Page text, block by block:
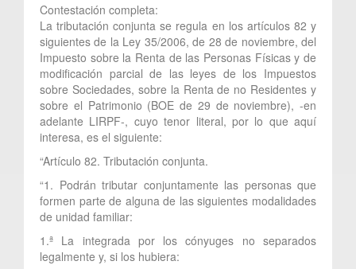
Contestación completa:
La tributación conjunta se regula en los artículos 82 y
siguientes de la Ley 35/2006, de 28 de noviembre, del
Impuesto sobre la Renta de las Personas Físicas y de
modificación parcial de las leyes de los Impuestos
sobre Sociedades, sobre la Renta de no Residentes y
sobre el Patrimonio (BOE de 29 de noviembre), -en
adelante LIRPF-, cuyo tenor literal, por lo que aquí
interesa, es el siguiente:
“Artículo 82. Tributación conjunta.
“1. Podrán tributar conjuntamente las personas que
formen parte de alguna de las siguientes modalidades
de unidad familiar:
1.ª La integrada por los cónyuges no separados
legalmente y, si los hubiera: